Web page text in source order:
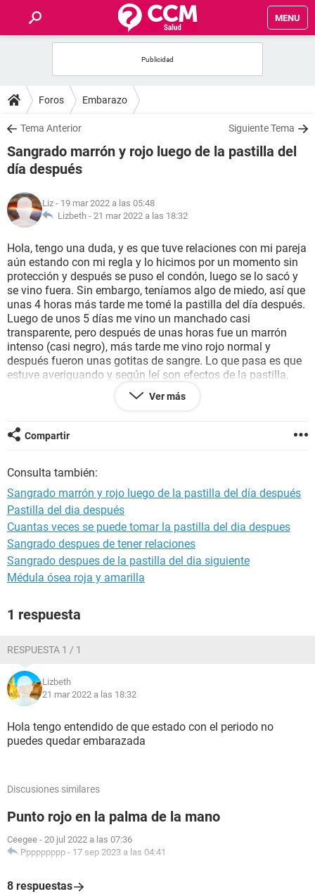
MENU
FOROS
SALUD
FAMILIA
NUTRICIÓN
SEXUALIDAD
GLOSARIO
Foros Embarazo
Tema Anterior Siguiente Tema
Sangrado marrón y rojo luego de la pastilla del
día después
Liz - 19 mar 2022 a las 05:48
Lizbeth - 21 mar 2022 a las 18:32
Hola, tengo una duda, y es que tuve relaciones con mi pareja
aún estando con mi regla y lo hicimos por un momento sin
protección y después se puso el condón, luego se lo sacó y
se vino fuera. Sin embargo, teníamos algo de miedo, así que
unas 4 horas más tarde me tomé la pastilla del día después.
Luego de unos 5 días me vino un manchado casi
transparente, pero después de unas horas fue un marrón
intenso (casi negro), más tarde me vino rojo normal y
después fueron unas gotitas de sangre. Lo que pasa es que
estuve averiguando y según leí son efectos de la pastilla,
pero aún tengo miedo porque en el embarazo también se
presenta sangrado, por favor quisiera que me ayuden a
Ver más
Compartir
Consulta también:
Sangrado marrón y rojo luego de la pastilla del día después
Pastilla del dia después
Cuantas veces se puede tomar la pastilla del dia despues
Sangrado despues de tener relaciones
Sangrado despues de la pastilla del dia siguiente
Médula ósea roja y amarilla
1 respuesta
RESPUESTA 1 / 1
Lizbeth
21 mar 2022 a las 18:32
Hola tengo entendido de que estado con el periodo no
puedes quedar embarazada
Discusiones similares
Punto rojo en la palma de la mano
Ceegee - 20 jul 2022 a las 07:36
Ppppppppp - 17 sep 2023 a las 04:41
8 respuestas